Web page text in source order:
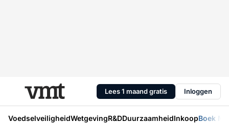
Lees 1 maand gratis Inloggen
VoedselveiligheidWetgevingR&DDuurzaamheidInkoopBoek